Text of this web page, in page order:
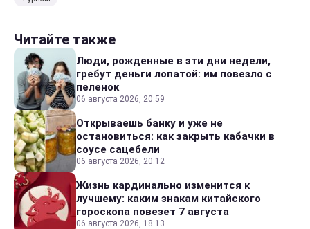
Читайте также
Люди, рожденные в эти дни недели,
гребут деньги лопатой: им повезло с
пеленок
06 августа 2026, 20:59
Открываешь банку и уже не
остановиться: как закрыть кабачки в
соусе сацебели
06 августа 2026, 20:12
Жизнь кардинально изменится к
лучшему: каким знакам китайского
гороскопа повезет 7 августа
06 августа 2026, 18:13